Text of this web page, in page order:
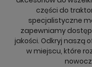
części do
specjalistyczne
zapewniamy
jakości. Odkryj naszą
w miejscu, które